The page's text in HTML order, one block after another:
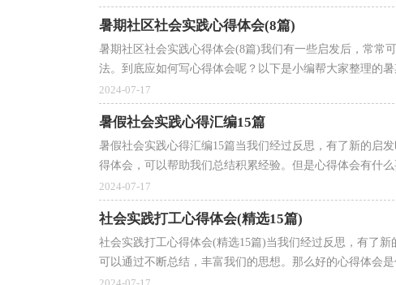
暑期社区社会实践心得体会(8篇)
暑期社区社会实践心得体会(8篇)我们有一些启发后，常常
法。到底应如何写心得体会呢？以下是小编帮大家整理的
2024-07-17
暑假社会实践心得汇编15篇
暑假社会实践心得汇编15篇当我们经过反思，有了新的启
得体会，可以帮助我们总结积累经验。但是心得体会有什
2024-07-17
社会实践打工心得体会(精选15篇)
社会实践打工心得体会(精选15篇)当我们经过反思，有了
可以通过不断总结，丰富我们的思想。那么好的心得体会